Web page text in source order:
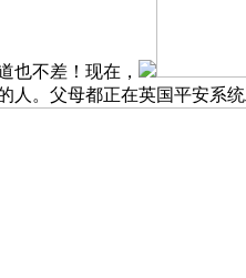
也不差！现在，
。父母都正在英国平安